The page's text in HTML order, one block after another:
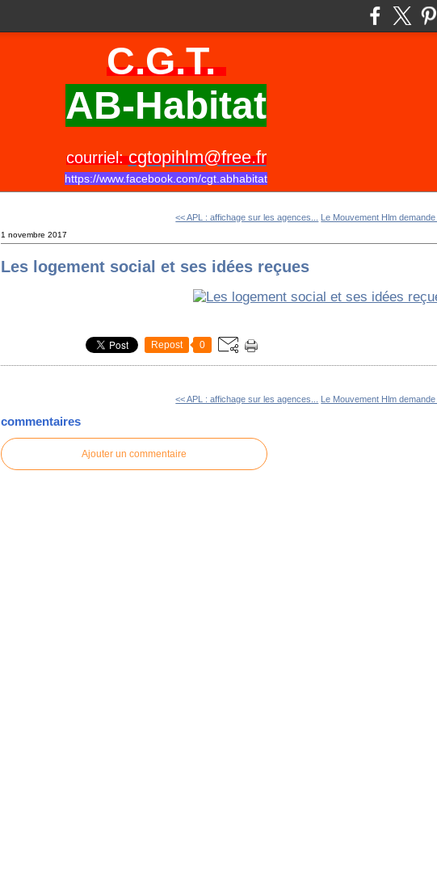
C.G.T.
AB-Habitat
courriel:cgtopihlm@free.fr
https://www.facebook.com/cgt.abhabitat
<< APL : affichage sur les agences... Le Mouvement Hlm
1 novembre 2017
Les logement social et ses idées reçues
Repost 0
<< APL : affichage sur les agences... Le Mouvement Hlm
commentaires
Ajouter un commentaire